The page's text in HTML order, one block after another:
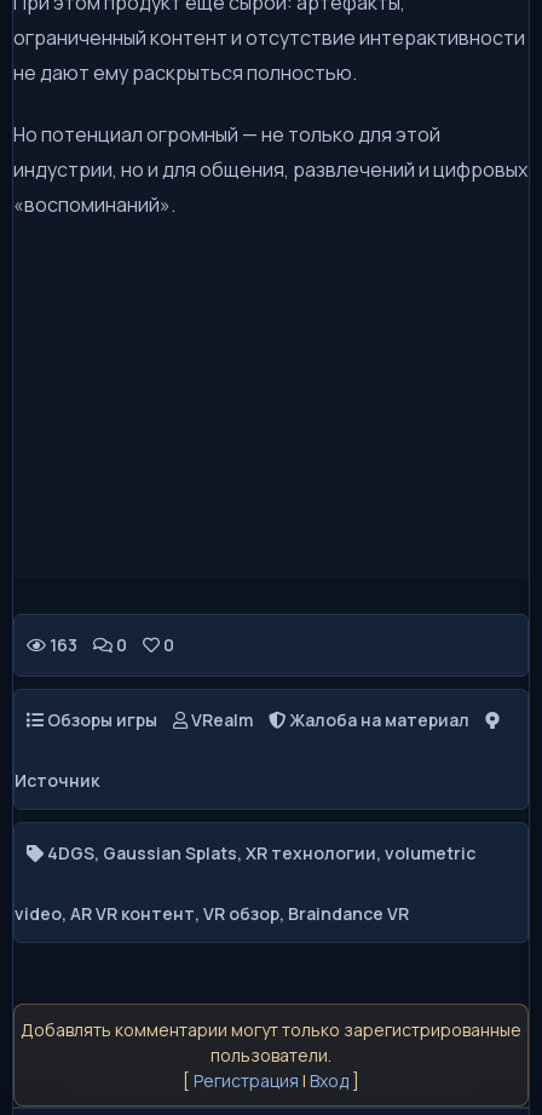
ограниченный контент и отсутствие интерактивности
не дают ему раскрыться полностью.
Но потенциал огромный — не только для этой
индустрии, но и для общения, развлечений и цифровых
«воспоминаний».
163 0 0
Обзоры игры VRealm Жалоба на материал
Источник
4DGS, Gaussian Splats, XR технологии, volumetric
video, AR VR контент, VR обзор, Braindance VR
Добавлять комментарии могут только зарегистрированные
пользователи.
[ Регистрация | Вход ]